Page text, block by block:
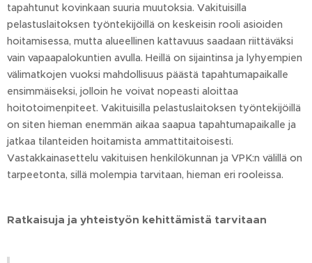
tapahtunut kovinkaan suuria muutoksia. Vakituisilla
pelastuslaitoksen työntekijöillä on keskeisin rooli asioiden
hoitamisessa, mutta alueellinen kattavuus saadaan riittäväksi
vain vapaapalokuntien avulla. Heillä on sijaintinsa ja lyhyempien
välimatkojen vuoksi mahdollisuus päästä tapahtumapaikalle
ensimmäiseksi, jolloin he voivat nopeasti aloittaa
hoitotoimenpiteet. Vakituisilla pelastuslaitoksen työntekijöillä
on siten hieman enemmän aikaa saapua tapahtumapaikalle ja
jatkaa tilanteiden hoitamista ammattitaitoisesti.
Vastakkainasettelu vakituisen henkilökunnan ja VPK:n välillä on
tarpeetonta, sillä molempia tarvitaan, hieman eri rooleissa.
Ratkaisuja ja yhteistyön kehittämistä tarvitaan